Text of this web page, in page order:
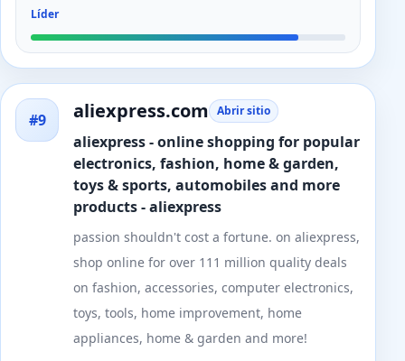
Líder
#9 aliexpress.com Abrir sitio
aliexpress - online shopping for popular
electronics, fashion, home & garden,
toys & sports, automobiles and more
products - aliexpress
passion shouldn't cost a fortune. on aliexpress,
shop online for over 111 million quality deals
on fashion, accessories, computer electronics,
toys, tools, home improvement, home
appliances, home & garden and more!